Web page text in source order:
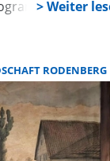
RODENBERG